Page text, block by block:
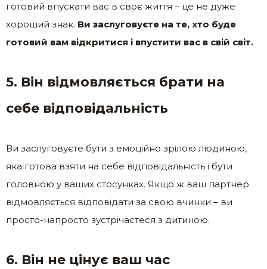
готовий впускати вас в своє життя – це не дуже
хороший знак. Ви заслуговуєте на те, хто буде
готовий вам відкритися і впустити вас в свій світ.
5. Він відмовляється брати на
себе відповідальність
Ви заслуговуєте бути з емоційно зрілою людиною,
яка готова взяти на себе відповідальність і бути
головною у ваших стосунках. Якщо ж ваш партнер
відмовляється відповідати за свою вчинки – ви
просто-напросто зустрічаєтеся з дитиною.
6. Він не цінує ваш час